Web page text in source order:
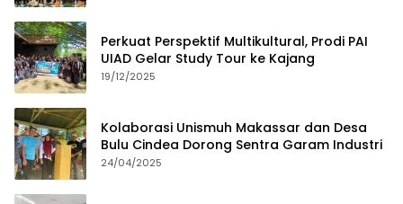
Perkuat Perspektif Multikultural, Prodi PAI
UIAD Gelar Study Tour ke Kajang
19/12/2025
Kolaborasi Unismuh Makassar dan Desa
Bulu Cindea Dorong Sentra Garam Industri
24/04/2025